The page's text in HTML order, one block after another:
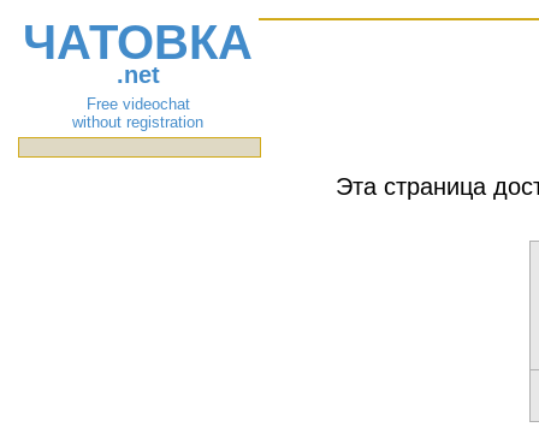
ЧАТОВКА
.net
Free videochat
without registration
Эта страница